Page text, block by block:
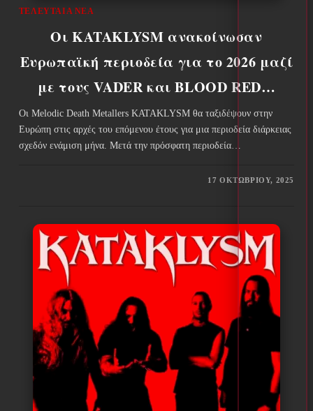
ΤΕΛΕΥΤΑΊΑ ΝΈΑ
Οι KATAKLYSM ανακοίνωσαν
Ευρωπαϊκή περιοδεία για το 2026 μαζί
με τους VADER και BLOOD RED…
Οι Melodic Death Metallers KATAKLYSM θα ταξιδέψουν στην
Ευρώπη στις αρχές του επόμενου έτους για μια περιοδεία διάρκειας
σχεδόν ενάμιση μήνα. Μετά την πρόσφατη περιοδεία…
17 ΟΚΤΩΒΡΊΟΥ, 2025